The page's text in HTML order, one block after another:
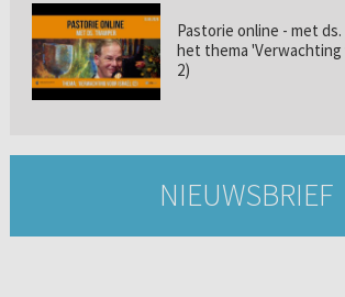
Pastorie online - met
het thema 'Verwachting
2)
NIEUWSBRIEF